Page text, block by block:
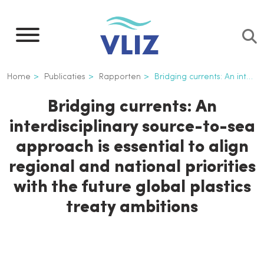
naar
inhoud
Kruimelpad
Home Publicaties Rapporten Bridging currents: An interdisciplinary source-to-sea approach is essential to align regional and national priorities with the future global plastics treaty ambitions
Bridging currents: An
interdisciplinary source-to-sea
approach is essential to align
regional and national priorities
with the future global plastics
treaty ambitions